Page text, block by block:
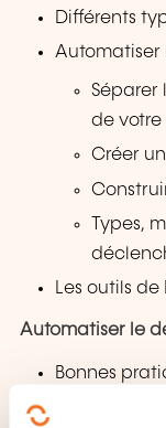
Différents
Automatiser
Séparer
de votre
Créer
Types,
Les outils
Automatiser le
Bonnes